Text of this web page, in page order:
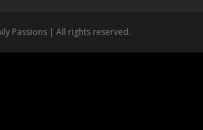
Passions | All rights reserved.